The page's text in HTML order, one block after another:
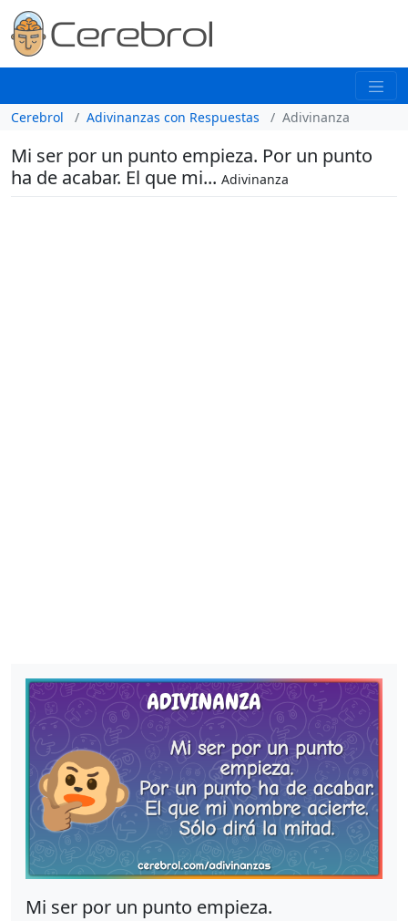
Cerebrol Adivinanzas con Respuestas Adivinanza
Mi ser por un punto empieza. Por un punto
ha de acabar. El que mi... Adivinanza
Mi ser por un punto empieza.